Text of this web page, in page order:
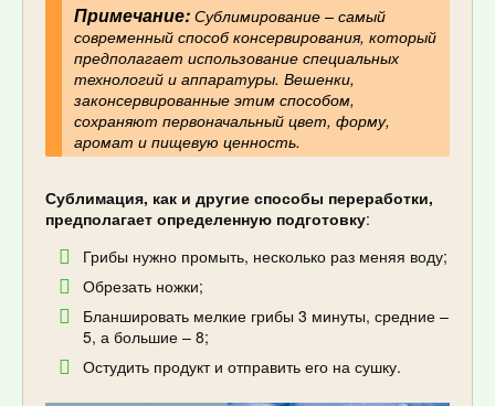
Примечание:Сублимирование – самый
современный способ консервирования, который
предполагает использование специальных
технологий и аппаратуры. Вешенки,
законсервированные этим способом,
сохраняют первоначальный цвет, форму,
аромат и пищевую ценность.
Сублимация, как и другие способы переработки,
предполагает определенную подготовку:
Грибы нужно промыть, несколько раз меняя воду;
Обрезать ножки;
Бланшировать мелкие грибы 3 минуты, средние –
5, а большие – 8;
Остудить продукт и отправить его на сушку.